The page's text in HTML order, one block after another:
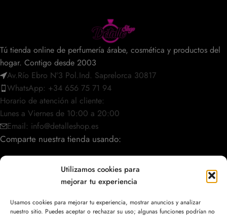
Utilizamos cookies para
mejorar tu experiencia
Usamos cookies para mejorar tu experiencia, mostrar anuncios y analizar
nuestro sitio. Puedes aceptar o rechazar su uso; algunas funciones podrían no
Tú tienda online de perfumería árabe, cosmética y productos del
hogar. Contigo desde 2003
Av.Río Ebro Nº3 Pol.Ind. Saprelorca 30817
WhatsApp: +34 656 75 71 94
Horario de atención al cliente:
Lunes a Viernes de 10:00 a 20:00
Email: info@detalleshop.es
Comparte nuestra tienda usando:
POLÍTICAS / INFORMACIÓN